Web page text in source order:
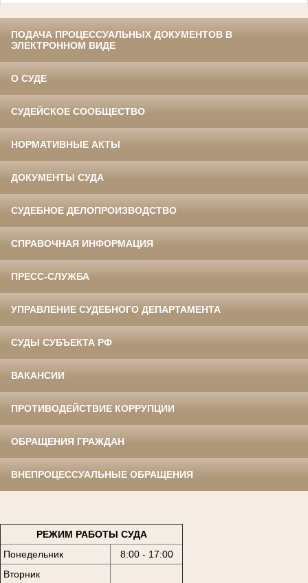
ПОДАЧА ПРОЦЕССУАЛЬНЫХ ДОКУМЕНТОВ В
ЭЛЕКТРОННОМ ВИДЕ
О СУДЕ
СУДЕЙСКОЕ СООБЩЕСТВО
НОРМАТИВНЫЕ АКТЫ
ДОКУМЕНТЫ СУДА
СУДЕБНОЕ ДЕЛОПРОИЗВОДСТВО
СПРАВОЧНАЯ ИНФОРМАЦИЯ
ПРЕСС-СЛУЖБА
УПРАВЛЕНИЕ СУДЕБНОГО ДЕПАРТАМЕНТА
СУДЫ СУБЪЕКТА РФ
ВАКАНСИИ
ПРОТИВОДЕЙСТВИЕ КОРРУПЦИИ
ОБРАЩЕНИЯ ГРАЖДАН
ВНЕПРОЦЕССУАЛЬНЫЕ ОБРАЩЕНИЯ
РЕЖИМ РАБОТЫ СУДА
Понедельник
8:00 - 17:00
Вторник